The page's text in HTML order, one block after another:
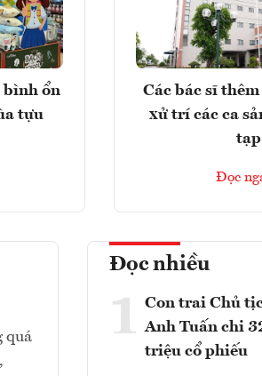
bình ổn
tựu
Các bác sĩ
xử trí các ca
tạp
Đọc
quá
Đọc nhiều
1 Con trai Chủ
Anh Tuấn chi
triệu cổ phiếu